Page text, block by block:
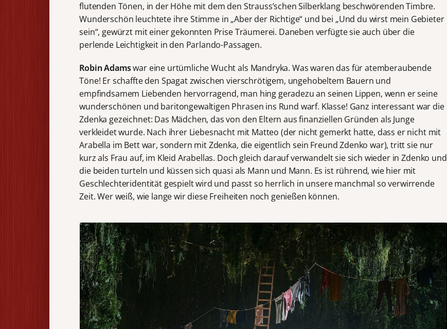
flutenden Tönen, in der Höhe mit dem den Strauss’schen Silberklang beschwörenden Timbre.
Wunderschön leuchtete ihre Stimme in „Aber der Richtige“ und bei „Und du wirst mein Gebieter
sein“, gewürzt mit einer gekonnten Prise Träumerei. Daneben verfügte sie auch über die
perlende Leichtigkeit in den Parlando-Passagen.
Robin Adamswar eine urtümliche Wucht als Mandryka. Was waren das für atemberaubende
Töne! Er schaffte den Spagat zwischen vierschrötigem, ungehobeltem Bauern und
empfindsamem Liebenden hervorragend, man hing geradezu an seinen Lippen, wenn er seine
wunderschönen und baritongewaltigen Phrasen ins Rund warf. Klasse! Ganz interessant war die
Zdenka gezeichnet: Das Mädchen, das von den Eltern aus finanziellen Gründen als Junge
verkleidet wurde. Nach ihrer Liebesnacht mit Matteo (der nicht gemerkt hatte, dass er nicht mit
Arabella im Bett war, sondern mit Zdenka, die eigentlich sein Freund Zdenko war), tritt sie nur
kurz als Frau auf, im Kleid Arabellas. Doch gleich darauf verwandelt sie sich wieder in Zdenko und
die beiden turteln und küssen sich quasi als Mann und Mann. Es ist rührend, wie hier mit
Geschlechteridentität gespielt wird und passt so herrlich in unsere manchmal so verwirrende
Zeit. Wer weiß, wie lange wir diese Freiheiten noch genießen können.